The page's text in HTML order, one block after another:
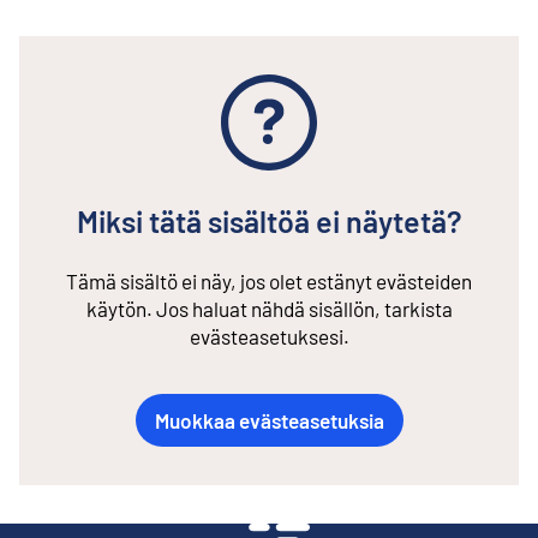
Miksi tätä sisältöä ei näytetä?
Tämä sisältö ei näy, jos olet estänyt evästeiden
käytön. Jos haluat nähdä sisällön, tarkista
evästeasetuksesi.
Muokkaa evästeasetuksia